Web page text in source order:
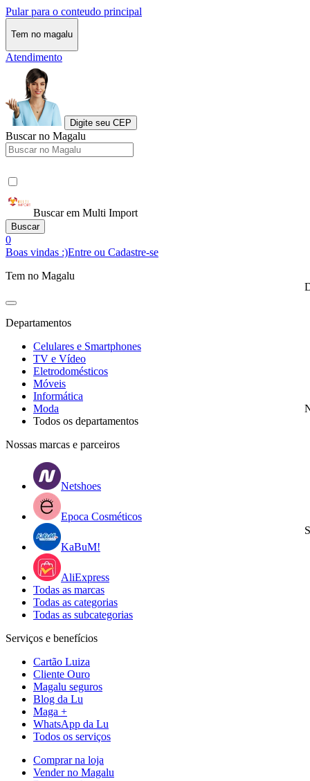
Pular para o conteudo principal
Tem no magalu
Atendimento
Digite seu CEP
Buscar no Magalu
Buscar em Multi Import
Buscar
0
Boas vindas :)Entre ou Cadastre-se
Tem no Magalu
Departamentos
Celulares e Smartphones
TV e Vídeo
Eletrodomésticos
Móveis
Informática
Moda
Todos os departamentos
Nossas marcas e parceiros
Netshoes
Epoca Cosméticos
KaBuM!
AliExpress
Todas as marcas
Todas as categorias
Todas as subcategorias
Serviços e benefícios
Cartão Luiza
Cliente Ouro
Magalu seguros
Blog da Lu
Maga +
WhatsApp da Lu
Todos os serviços
Comprar na loja
Vender no Magalu